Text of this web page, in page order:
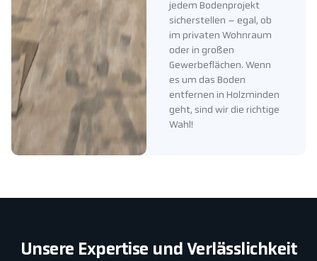
jedem Bodenprojekt
sicherstellen – egal, ob
im privaten Wohnraum
oder in großen
Gewerbeflächen. Wenn
es um das Boden
entfernen in Holzminden
geht, sind wir die richtige
Wahl!
Unsere Expertise und Verlässlichkeit